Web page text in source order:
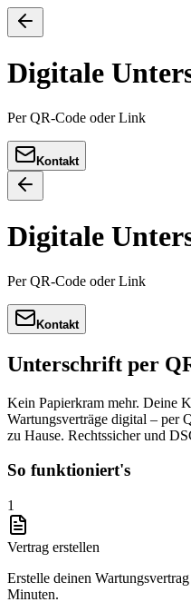
Digitale
Per QR-Code oder Link
Kontakt
Digitale
Per QR-Code oder Link
Kontakt
Unterschrift per
Kein Papierkram mehr. Deine
Wartungsverträge digital – per
zu Hause. Rechtssicher und
So funktioniert's
1
Vertrag erstellen
Erstelle deinen
Minuten.